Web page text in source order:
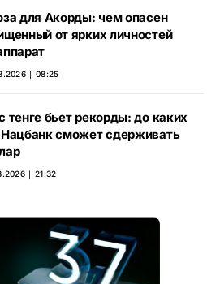
для Акорды: чем опасен
от ярких личностей
∣ 08:25
тенге бьет рекорды: до каких
Нацбанк сможет сдерживать
∣ 21:32